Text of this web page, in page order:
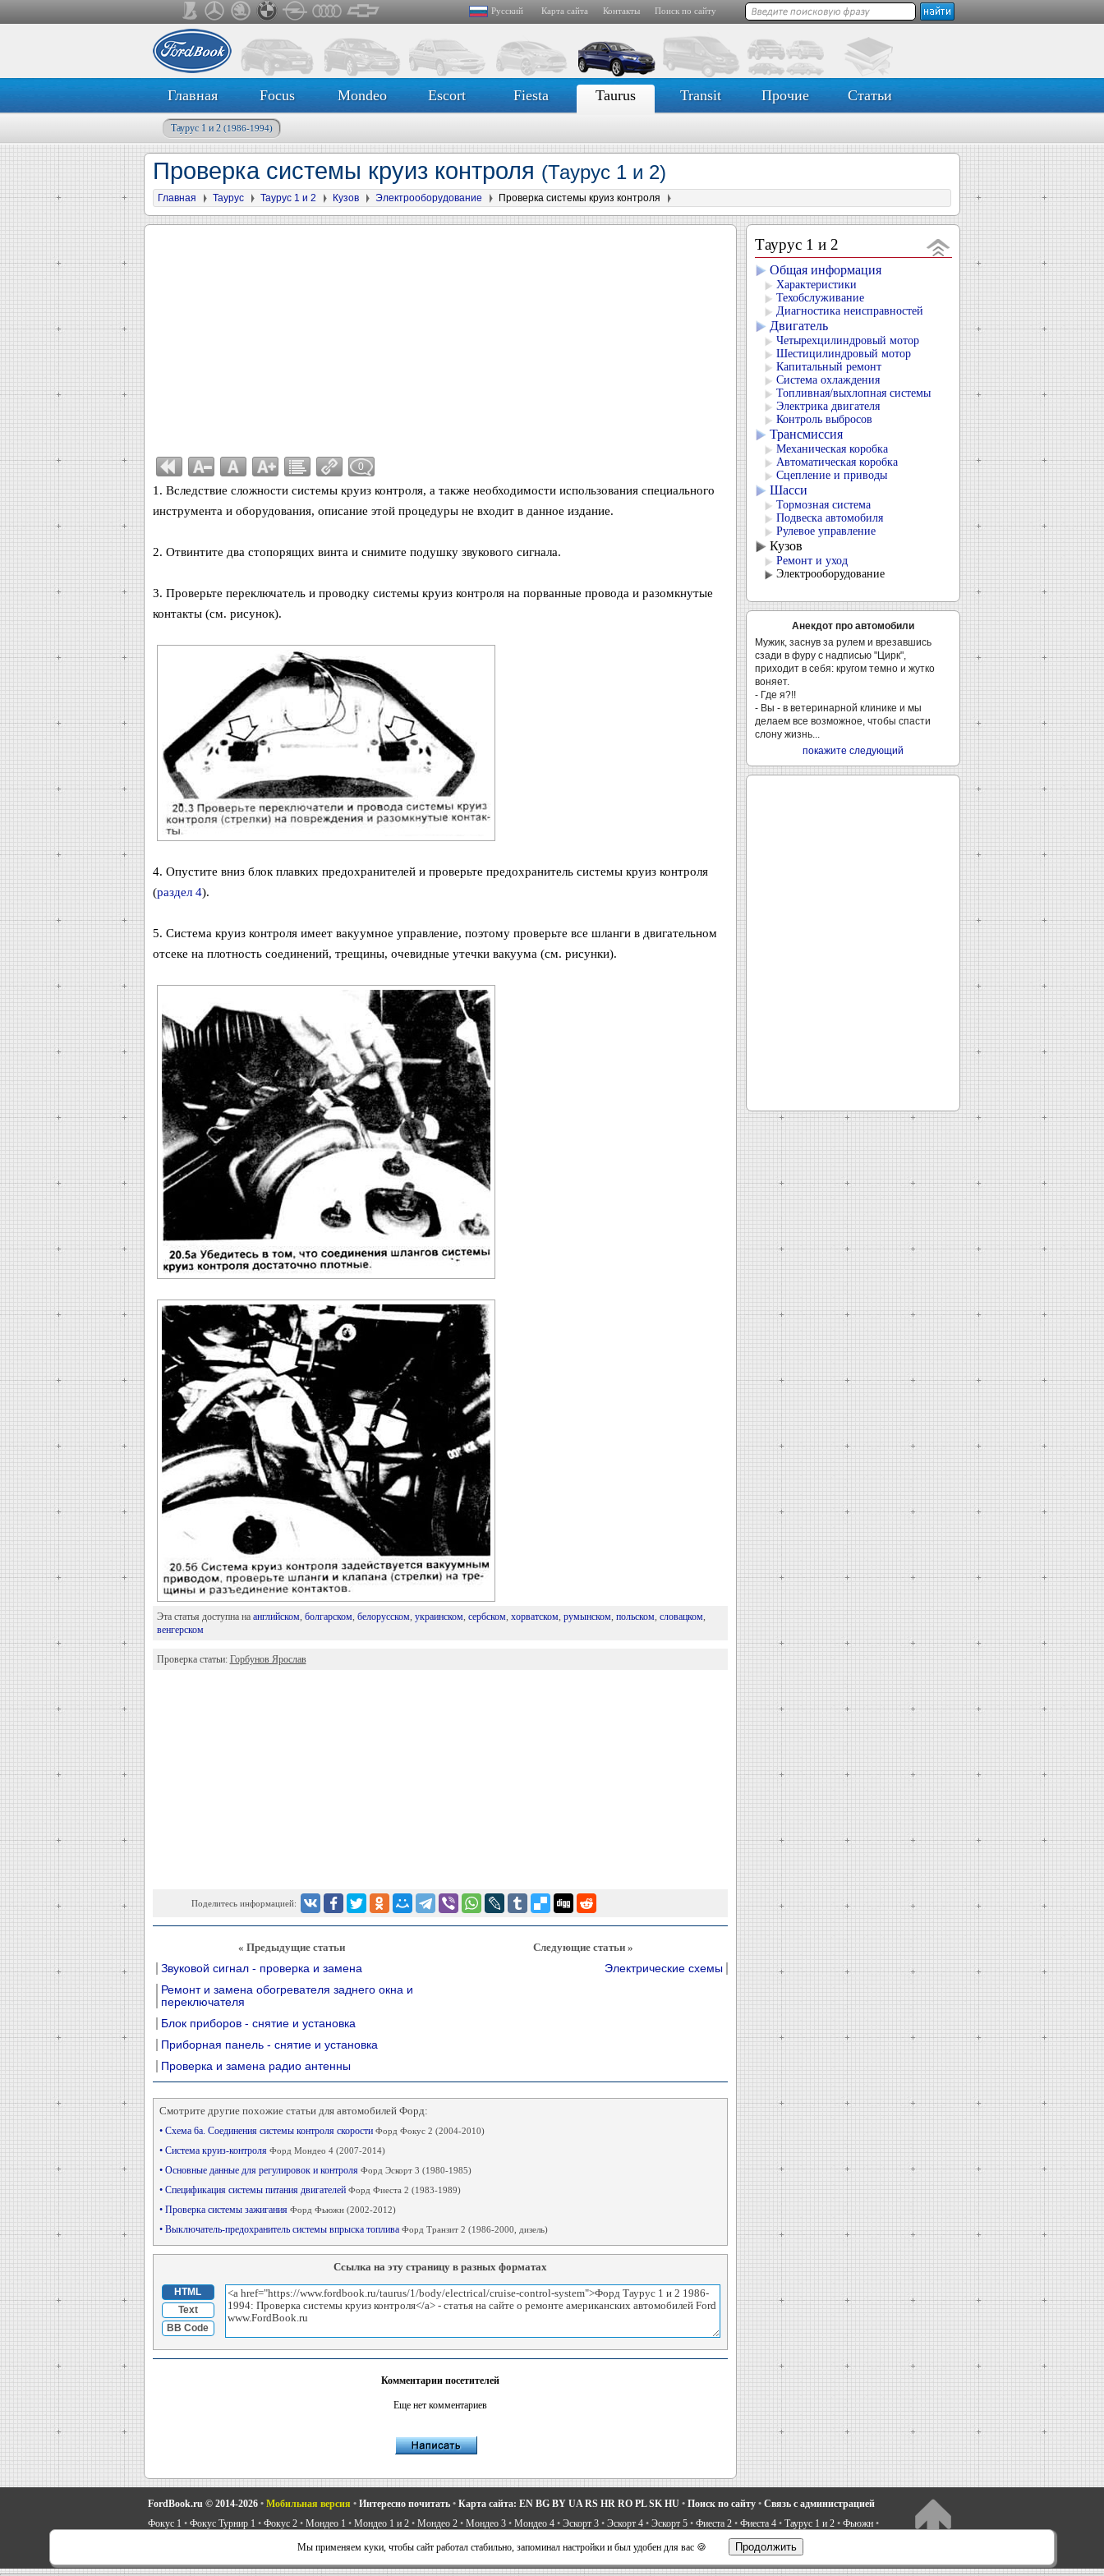
Русский Карта сайта Контакты Поиск по сайту
Главная Focus Mondeo Escort Fiesta Taurus Transit Прочие Статьи
Таурус 1 и 2 (1986-1994)
Проверка системы круиз контроля (Таурус 1 и 2)
Главная Таурус Таурус 1 и 2 Кузов Электрооборудование Проверка системы круиз контроля
0
1. Вследствие сложности системы круиз контроля, а также необходимости использования специального
инструмента и оборудования, описание этой процедуры не входит в данное издание.
2. Отвинтите два стопорящих винта и снимите подушку звукового сигнала.
3. Проверьте переключатель и проводку системы круиз контроля на порванные провода и разомкнутые
контакты (см. рисунок).
4. Опустите вниз блок плавких предохранителей и проверьте предохранитель системы круиз контроля
(раздел 4).
5. Система круиз контроля имеет вакуумное управление, поэтому проверьте все шланги в двигательном
отсеке на плотность соединений, трещины, очевидные утечки вакуума (см. рисунки).
Эта статья доступна на английском, болгарском, белорусском, украинском, сербском, хорватском, румынском, польском, словацком,
венгерском
Проверка статьи: Горбунов Ярослав
Поделитесь информацией:
« Предыдущие статьи
Звуковой сигнал - проверка и замена
Ремонт и замена обогревателя заднего окна и
переключателя
Блок приборов - снятие и установка
Приборная панель - снятие и установка
Проверка и замена радио антенны
Следующие статьи »
Электрические схемы
Смотрите другие похожие статьи для автомобилей Форд:
• Схема 6а. Соединения системы контроля скорости Форд Фокус 2 (2004-2010)
• Система круиз-контроля Форд Мондео 4 (2007-2014)
• Основные данные для регулировок и контроля Форд Эскорт 3 (1980-1985)
• Спецификация системы питания двигателей Форд Фиеста 2 (1983-1989)
• Проверка системы зажигания Форд Фьюжн (2002-2012)
• Выключатель-предохранитель системы впрыска топлива Форд Транзит 2 (1986-2000, дизель)
Ссылка на эту страницу в разных форматах
HTML
Text
BB Code
Комментарии посетителей
Еще нет комментариев
Таурус 1 и 2
Общая информация
Характеристики
Техобслуживание
Диагностика неисправностей
Двигатель
Четырехцилиндровый мотор
Шестицилиндровый мотор
Капитальный ремонт
Система охлаждения
Топливная/выхлопная системы
Электрика двигателя
Контроль выбросов
Трансмиссия
Механическая коробка
Автоматическая коробка
Сцепление и приводы
Шасси
Тормозная система
Подвеска автомобиля
Рулевое управление
Кузов
Ремонт и уход
Электрооборудование
Анекдот про автомобили
Мужик, заснув за рулем и врезавшись
сзади в фуру с надписью "Цирк",
приходит в себя: кругом темно и жутко
воняет.
- Где я?!!
- Вы - в ветеринарной клинике и мы
делаем все возможное, чтобы спасти
слону жизнь...
покажите следующий
FordBook.ru © 2014-2026 • Мобильная версия • Интересно почитать • Карта сайта: EN BG BY UA RS HR RO PL SK HU • Поиск по сайту • Связь с администрацией
Фокус 1 • Фокус Турнир 1 • Фокус 2 • Мондео 1 • Мондео 1 и 2 • Мондео 2 • Мондео 3 • Мондео 4 • Эскорт 3 • Эскорт 4 • Эскорт 5 • Фиеста 2 • Фиеста 4 • Таурус 1 и 2 • Фьюжн •
Силовое электрооборудование
Мы применяем куки, чтобы сайт работал стабильно, запоминал настройки и был удобен для вас 🍪 Продолжить